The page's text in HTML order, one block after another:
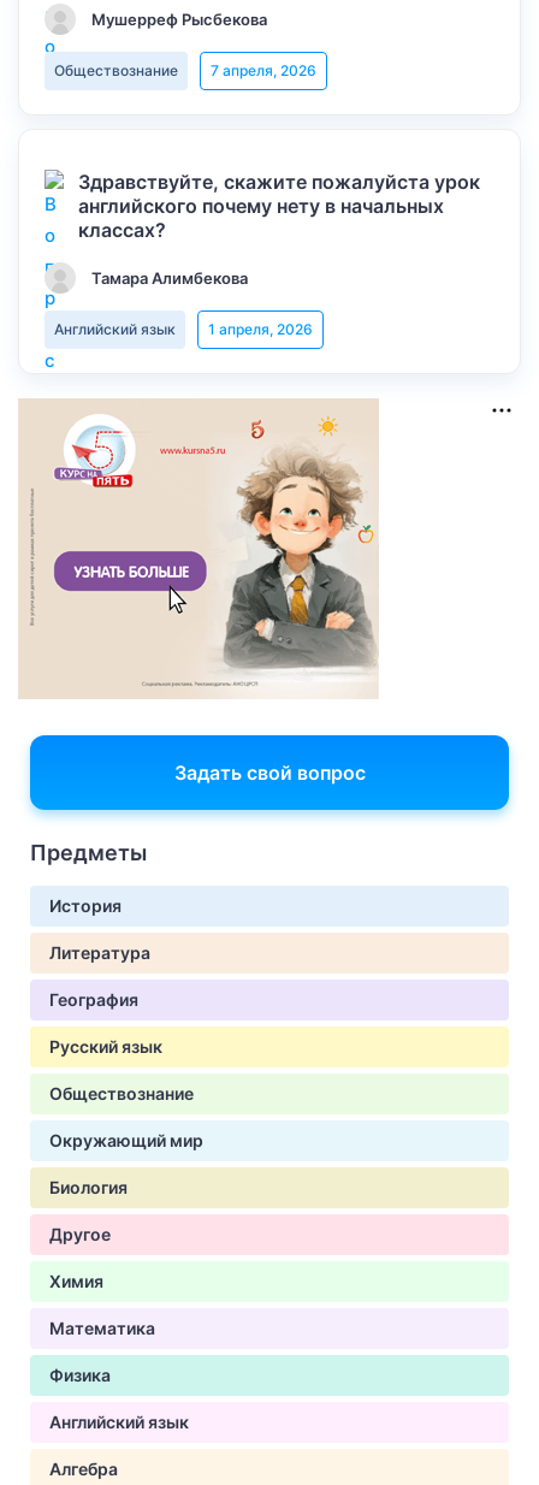
Мушерреф Рысбекова
Обществознание 7 апреля, 2026
Здравствуйте, скажите пожалуйста урок
английского почему нету в начальных
классах?
Тамара Алимбекова
Английский язык 1 апреля, 2026
Задать свой вопрос
Предметы
История
Литература
География
Русский язык
Обществознание
Окружающий мир
Биология
Другое
Химия
Математика
Физика
Английский язык
Алгебра